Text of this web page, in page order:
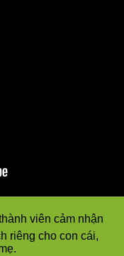
viên cảm nhận
riêng cho con cái,